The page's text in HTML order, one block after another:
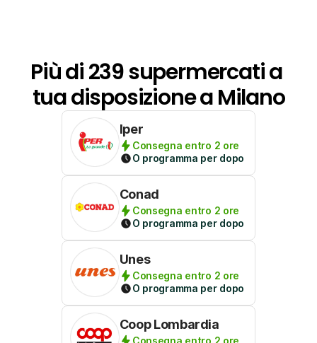
Più di 239 supermercati a
tua disposizione a Milano
Iper
Consegna entro 2 ore
O programma per dopo
Conad
Consegna entro 2 ore
O programma per dopo
Unes
Consegna entro 2 ore
O programma per dopo
Coop Lombardia
Consegna entro 2 ore